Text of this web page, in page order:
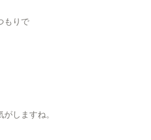
もりで
しますね。